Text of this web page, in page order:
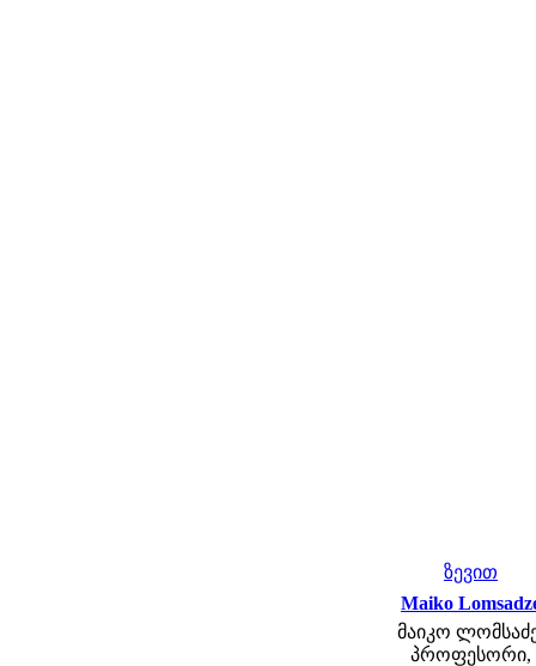
ზევით
Maiko
მაიკო
პროფესორი,